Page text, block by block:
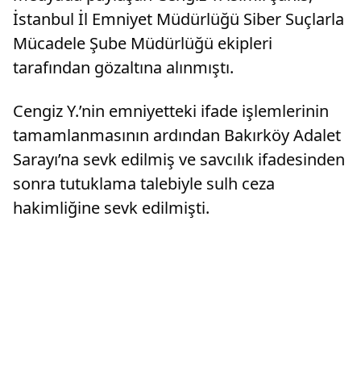
İstanbul İl Emniyet Müdürlüğü Siber Suçlarla
Mücadele Şube Müdürlüğü ekipleri
tarafından gözaltına alınmıştı.
Cengiz Y.’nin emniyetteki ifade işlemlerinin
tamamlanmasının ardından Bakırköy Adalet
Sarayı’na sevk edilmiş ve savcılık ifadesinden
sonra tutuklama talebiyle sulh ceza
hakimliğine sevk edilmişti.